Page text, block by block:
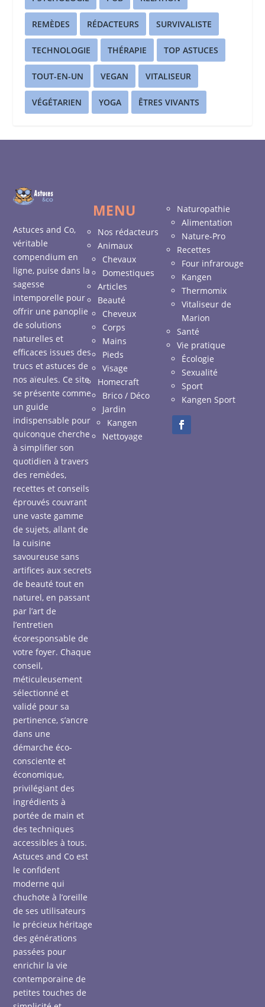
REMÈDES RÉDACTEURS SURVIVALISTE
TECHNOLOGIE THÉRAPIE TOP ASTUCES
TOUT-EN-UN VEGAN VITALISEUR
VÉGÉTARIEN YOGA ÊTRES VIVANTS
Astuces and Co,
véritable
compendium en
ligne, puise dans la
sagesse
intemporelle pour
offrir une panoplie
de solutions
naturelles et
efficaces issues des
trucs et astuces de
nos aïeules. Ce site
se présente comme
un guide
indispensable pour
quiconque cherche
à simplifier son
quotidien à travers
des remèdes,
recettes et conseils
éprouvés couvrant
une vaste gamme
de sujets, allant de
la cuisine
savoureuse sans
artifices aux secrets
de beauté tout en
naturel, en passant
par l’art de
l’entretien
écoresponsable de
votre foyer. Chaque
conseil,
méticuleusement
sélectionné et
validé pour sa
pertinence, s’ancre
dans une
démarche éco-
consciente et
économique,
privilégiant des
ingrédients à
portée de main et
des techniques
accessibles à tous.
Astuces and Co est
le confident
moderne qui
chuchote à l’oreille
de ses utilisateurs
le précieux héritage
des générations
passées pour
enrichir la vie
contemporaine de
petites touches de
MENU
Nos rédacteurs
Animaux
Chevaux
Domestiques
Articles
Beauté
Cheveux
Corps
Mains
Pieds
Visage
Homecraft
Brico / Déco
Jardin
Kangen
Nettoyage
Naturopathie
Alimentation
Nature-Pro
Recettes
Four infrarouge
Kangen
Thermomix
Vitaliseur de
Marion
Santé
Vie pratique
Écologie
Sexualité
Sport
Kangen Sport